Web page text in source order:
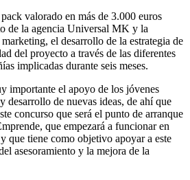
valorado en más de 3.000 euros
de la agencia Universal MK y la
el desarrollo de la estrategia de
del proyecto a través de las diferentes
implicadas durante seis meses.
importante el apoyo de los jóvenes
desarrollo de nuevas ideas, de ahí que
concurso que será el punto de arranque
que empezará a funcionar en
que tiene como objetivo apoyar a este
asesoramiento y la mejora de la